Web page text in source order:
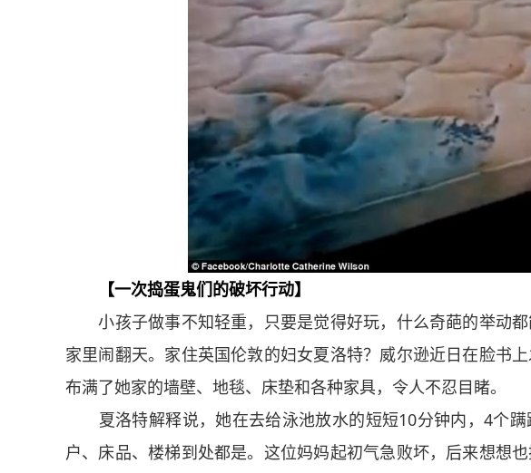
【一次捣蛋鬼们的破坏行动】
小孩子做事不知轻重，只要是觉得好玩，什么奇葩的举动都
家里闹翻天。家住英国伦敦的妇女夏洛特？威尔逊近日在脸书
布满了她家的墙壁、地毯、床垫和各种家具，令人不忍目睹。
夏洛特解释说，她在去给泳池放水的短短10分钟内，4个蹒
户、床品、楼梯到处都是。这位妈妈起初气急败坏，后来想想